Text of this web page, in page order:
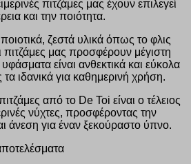
πιτζάμες μας έχουν επιλεγεί
και την ποιότητα.
ζεστά υλικά όπως το φλις
πιτζάμες μας προσφέρουν μέγιστη
είναι ανθεκτικά και εύκολα
ιδανικά για καθημερινή χρήση.
από το De Toi είναι ο τέλειος
νύχτες, προσφέροντας την
άνεση για έναν ξεκούραστο ύπνο.